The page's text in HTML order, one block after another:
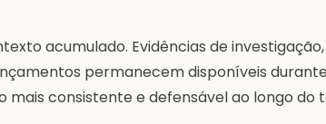
acumulado. Evidências de investigação,
permanecem disponíveis
mais consistente e defensável ao longo do